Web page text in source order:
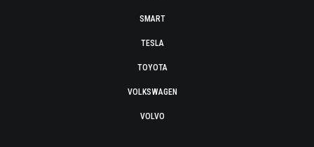
SMART
TESLA
TOYOTA
VOLKSWAGEN
VOLVO